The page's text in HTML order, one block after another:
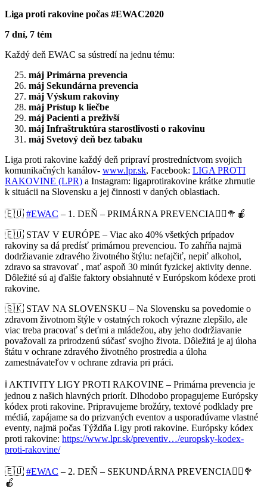
Liga proti rakovine počas #EWAC2020
7 dní, 7 tém
Každý deň EWAC sa sústredí na jednu tému:
máj Primárna prevencia
máj Sekundárna prevencia
máj Výskum rakoviny
máj Prístup k liečbe
máj Pacienti a preživší
máj Infraštruktúra starostlivosti o rakovinu
máj Svetový deň bez tabaku
Liga proti rakovine každý deň pripraví prostredníctvom svojich
komunikačných kanálov- www.lpr.sk, Facebook: LIGA PROTI
RAKOVINE (LPR) a Instagram: ligaprotirakovine krátke zhrnutie
k situácii na Slovensku a jej činnosti v daných oblastiach.
🇪🇺 #EWAC – 1. DEŇ – PRIMÁRNA PREVENCIA 🏃‍♀️ 🥦 🍎
🇪🇺 STAV V EURÓPE – Viac ako 40% všetkých prípadov
rakoviny sa dá predísť primárnou prevenciou. To zahŕňa najmä
dodržiavanie zdravého životného štýlu: nefajčiť, nepiť alkohol,
zdravo sa stravovať , mať aspoň 30 minút fyzickej aktivity denne.
Dôležité sú aj ďalšie faktory obsiahnuté v Európskom kódexe proti
rakovine.
🇸🇰 STAV NA SLOVENSKU – Na Slovensku sa povedomie o
zdravom životnom štýle v ostatných rokoch výrazne zlepšilo, ale
viac treba pracovať s deťmi a mládežou, aby jeho dodržiavanie
považovali za prirodzenú súčasť svojho života. Dôležitá je aj úloha
štátu v ochrane zdravého životného prostredia a úloha
zamestnávateľov v ochrane zdravia pri práci.
ℹ️ AKTIVITY LIGY PROTI RAKOVINE – Primárna prevencia je
jednou z našich hlavných priorít. Dlhodobo propagujeme Európsky
kódex proti rakovine. Pripravujeme brožúry, textové podklady pre
médiá, zapájame sa do prizvaných eventov a usporadúvame vlastné
eventy, najmä počas Týždňa Ligy proti rakovine. Európsky kódex
proti rakovine: https://www.lpr.sk/preventiv…/europsky-kodex-
proti-rakovine/
🇪🇺 #EWAC – 2. DEŇ – SEKUNDÁRNA PREVENCIA 🏃‍♀️ 🥦
🍎